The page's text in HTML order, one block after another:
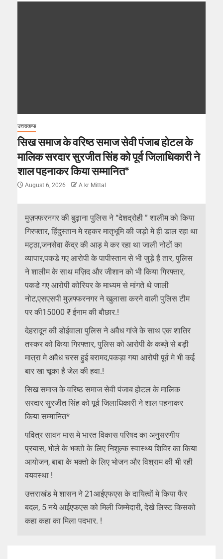
उत्तराखण्ड
सिख समाज के वरिष्ठ समाज सेवी पंजाब होटल के
मालिक सरदार सुरजीत सिंह को पूर्व जिलाधिकारी ने
शाल पहनाकर किया सम्मानित*
August 6, 2026 A kr Mittal
मुज़फ्फरनगर की बुढ़ाना पुलिस ने “देशद्रोही ” शालीम को किया
गिरफ्तार, हिंदुस्तान मे रहकर मातृभूमि की जड़ो मे ही डाल रहा था
मट्ठा,जनसेवा केंद्र की आड़ मे कर रहा था जाली नोटों का
व्यापार,पकडे गए आरोपी के पापीस्तान से भी जुड़े है तार, पुलिस
ने शालीम के साथ मज़िद और जीशान को भी किया गिरफ्तार,
पकडे गए आरोपी कोरियर के माध्यम से मांगते थे जाली
नोट,एसएसपी मुज़फ्फरनगर ने खुलासा करने वाली पुलिस टीम
पर की15000 ₹ ईनाम की बौछार.!
देहरादून की डोईवाला पुलिस ने अवैध गांजे के साथ एक शातिर
तस्कर को किया गिरफ्तार, पुलिस को आरोपी के कब्ज़े से बड़ी
मात्रा मे अवैध चरस हुई बरामद,पकड़ा गया आरोपी पूर्व मे भी कई
बार खा चूका है जेल की हवा.!
सिख समाज के वरिष्ठ समाज सेवी पंजाब होटल के मालिक
सरदार सुरजीत सिंह को पूर्व जिलाधिकारी ने शाल पहनाकर
किया सम्मानित*
पवित्र सावन मास मे भारत विकास परिषद का अनुसरणीय
प्रयास, भोले के भक्तो के लिए निशुल्क स्वास्थ्य शिविर का किया
आयोजन, बाबा के भक्तो के लिए भोजन और विश्राम की भी रही
वयवस्था !
उत्तराखंड मे शासन ने 21आईएफएस के दायित्वों मे किया फैर
बदल, 5 नये आईएफएस को मिली जिम्मेदारी, देखे लिस्ट किसको
कहा कहा का मिला पदभार. !